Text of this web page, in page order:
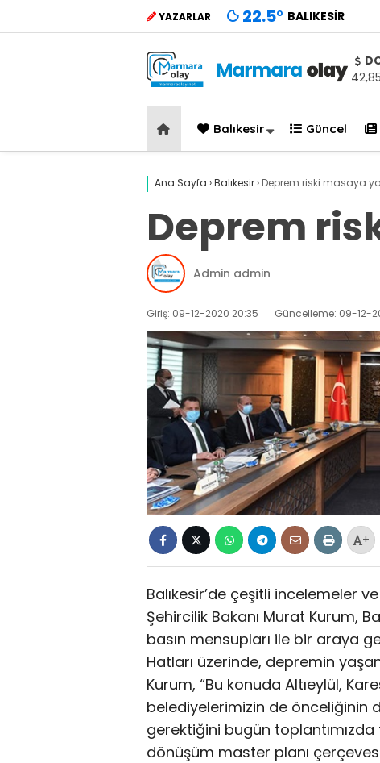
YAZARLAR 22.5° BALIKESIR
42,85
Balıkesir Güncel
Ana Sayfa ›Balıkesir› Deprem riski masaya
Deprem
Admin admin
Giriş: 09-12-2020 20:35 Güncelleme: 09-12-
+
Balıkesir’de çeşitli incelemeler
Şehircilik Bakanı Murat Kurum,
basın mensupları ile bir araya
Hatları üzerinde, depremin
Kurum, “Bu konuda Altıeylül,
belediyelerimizin de önceliğinin
gerektiğini bugün toplantımızda
dönüşüm master planı